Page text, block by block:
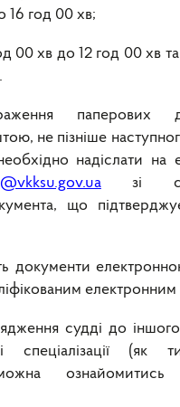
16 год 00 хв;
00 хв до 12 год 00 хв
паперових
не пізніше
надіслати на
зі
що
документи
судді до
(як
ознайомитись